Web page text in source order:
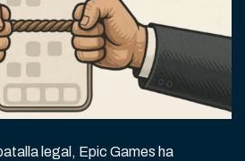
legal, Epic Games ha